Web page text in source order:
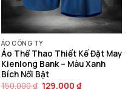
ÁO CÔNG TY
Áo Thể Thao Thiết Kế Đặt May
Kienlong Bank – Màu Xanh
Bích Nổi Bật
150.000₫ Giá
129.000 ₫Giá